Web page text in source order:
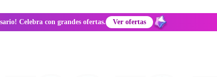
Celebra con grandes ofertas. Ver ofertas